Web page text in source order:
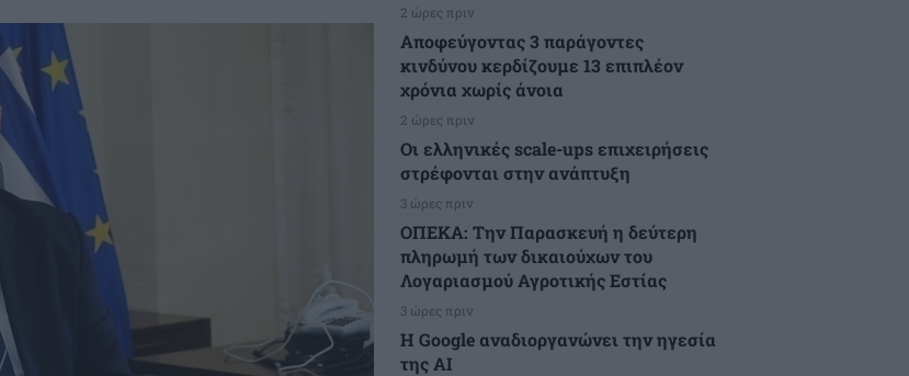
2 ώρες πριν
Αποφεύγοντας 3 παράγοντες
κινδύνου κερδίζουμε 13 επιπλέον
χρόνια χωρίς άνοια
2 ώρες πριν
Οι ελληνικές scale-ups επιχειρήσεις
στρέφονται στην ανάπτυξη
3 ώρες πριν
ΟΠΕΚΑ: Την Παρασκευή η δεύτερη
πληρωμή των δικαιούχων του
Λογαριασμού Αγροτικής Εστίας
3 ώρες πριν
H Google αναδιοργανώνει την ηγεσία
της AI